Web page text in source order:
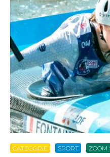
CATEGORIE SPORT ZOOM